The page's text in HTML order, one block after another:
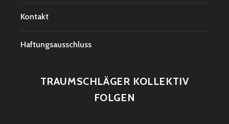
Kontakt
Haftungsausschluss
TRAUMSCHLÄGER KOLLEKTIV
FOLGEN